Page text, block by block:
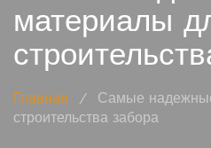
материалы
Главная /
Самые
строительства забора